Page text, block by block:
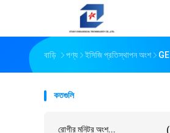
বাড়ি পণ্য ইসিজি প্রতিস্থাপন অংশ GE
কতগুলি
রোগীর মনিটর অংশ...